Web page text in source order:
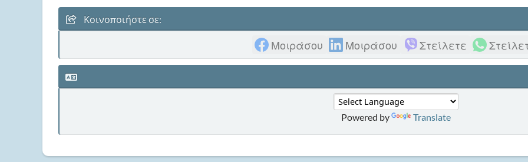
Κοινοποιήστε σε:
Μοιράσου Μοιράσου Στείλετε
Powered by Translate